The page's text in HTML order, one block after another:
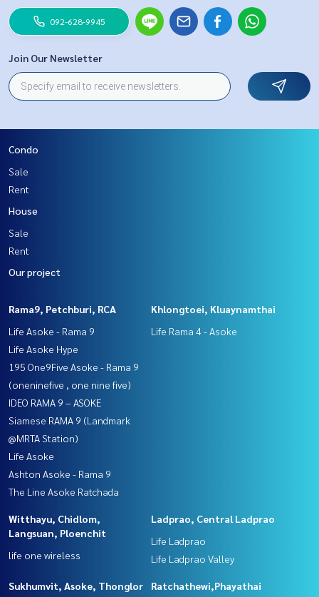
092-628-9945
Join Our Newsletter
Condo
Sale
Rent
House
Sale
Rent
Our project
Rama9, Petchburi, RCA
Life Asoke - Rama 9
Life Asoke Hype
195 One9Five Asoke - Rama 9
(oneninefive , one nine five)
IDEO RAMA 9 – ASOKE
Siamese RAMA 9 (Landmark
@MRTA Station)
Life Asoke
Ashton Asoke - Rama 9
The Line Asoke Ratchada
Khlongtoei, Kluaynamthai
Life Rama 4 - Asoke
Witthayu, Chidlom,
Langsuan, Ploenchit
life one wireless
Ladprao, Central Ladprao
Life Ladprao
Life Ladprao Valley
Sukhumvit, Asoke, Thonglor Ratchathewi,Phayathai